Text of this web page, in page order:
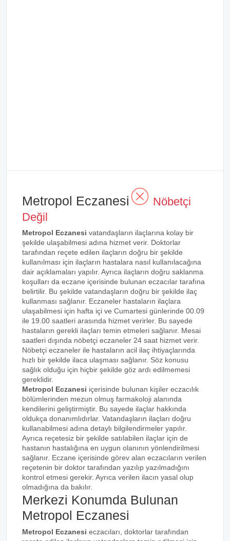
Metropol Eczanesi
Nöbetçi
Değil
Metropol Eczanesi vatandaşların ilaçlarına kolay bir
şekilde ulaşabilmesi adına hizmet verir. Doktorlar
tarafından reçete edilen ilaçların doğru bir şekilde
kullanılması için ilaçların hastalara nasıl kullanılacağına
dair açıklamaları yapılır. Ayrıca ilaçların doğru saklanma
koşulları da eczane içerisinde bulunan eczacılar tarafına
belirtilir. Bu şekilde vatandaşların doğru bir şekilde ilaç
kullanması sağlanır. Eczaneler hastaların ilaçlara
ulaşabilmesi için hafta içi ve Cumartesi günlerinde 00.09
ile 19.00 saatleri arasında hizmet verirler. Bu sayede
hastaların gerekli ilaçları temin etmeleri sağlanır. Mesai
saatleri dışında nöbetçi eczaneler 24 saat hizmet verir.
Nöbetçi eczaneler ile hastaların acil ilaç ihtiyaçlarında
hızlı bir şekilde ilaca ulaşması sağlanır. Söz konusu
sağlık olduğu için hiçbir şekilde göz ardı edilmemesi
gereklidir.
Metropol Eczanesi içerisinde bulunan kişiler eczacılık
bölümlerinden mezun olmuş farmakoloji alanında
kendilerini geliştirmiştir. Bu sayede ilaçlar hakkında
oldukça donanımlıdırlar. Vatandaşların ilaçları doğru
kullanabilmesi adına detaylı bilgilendirmeler yapılır.
Ayrıca reçetesiz bir şekilde satılabilen ilaçlar için de
hastanın hastalığına en uygun olanının yönlendirilmesi
sağlanır. Eczane içerisinde görev alan eczacıların verilen
reçetenin bir doktor tarafından yazılıp yazılmadığını
kontrol etmesi gerekir. Ayrıca verilen ilacın yasal olup
olmadığına da bakılır.
Merkezi Konumda Bulunan
Metropol Eczanesi
Metropol Eczanesi eczacıları, doktorlar tarafından